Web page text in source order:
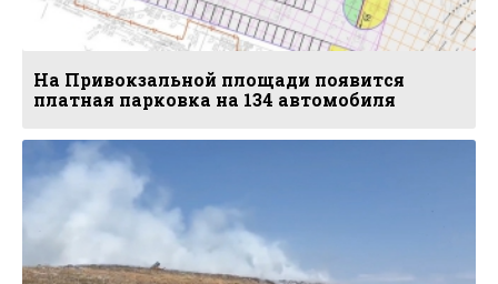
На Привокзальной площади появится
платная парковка на 134 автомобиля